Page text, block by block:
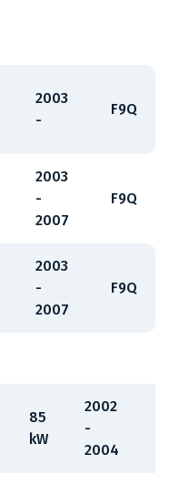
2003
-
F9Q
2003
-
2007
F9Q
2003
-
2007
F9Q
85
kW
2002
-
2004